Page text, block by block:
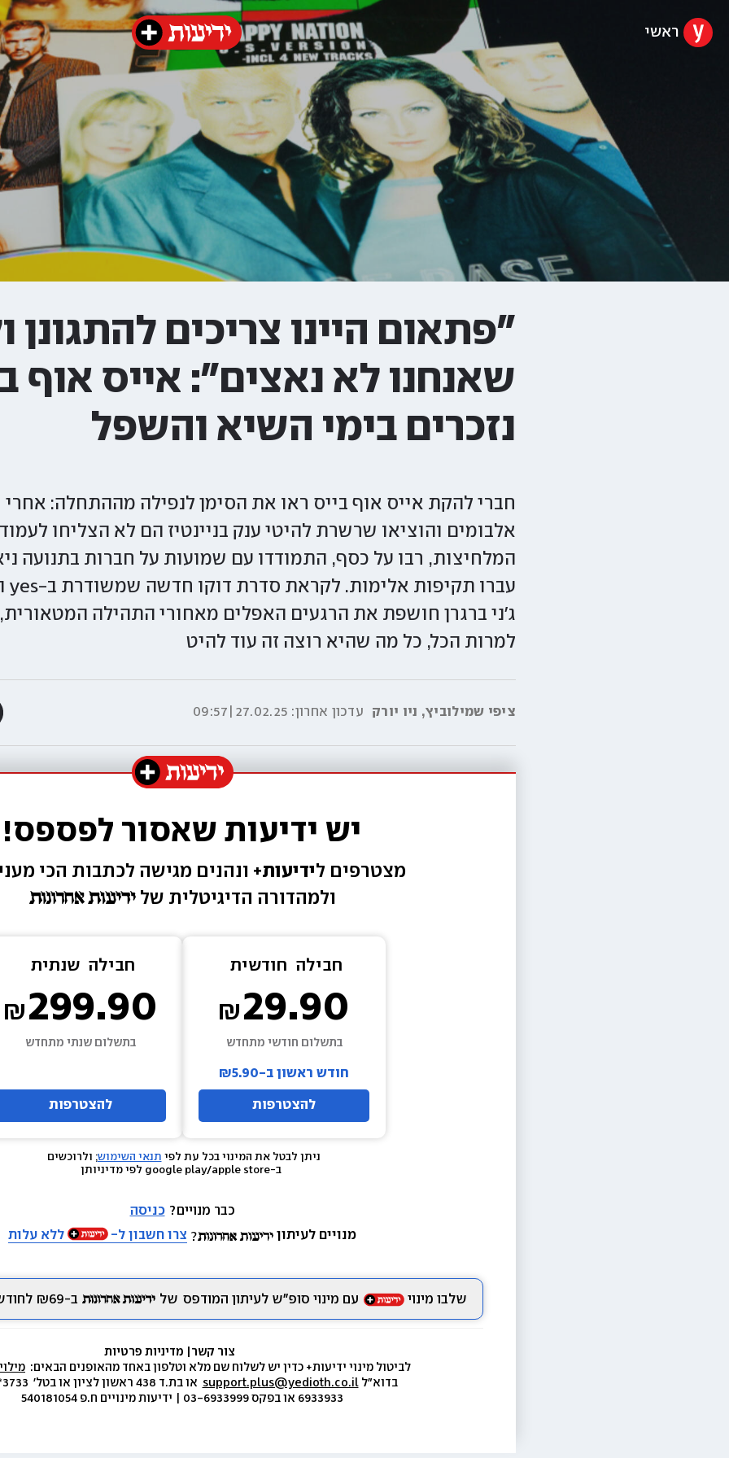
ראשי
"פתאום היינו צריכים להתגונן
שאנחנו לא נאצים": אייס אוף
נזכרים בימי השיא והשפל
אלבומים והוציאו שרשרת להיטי ענק בניינטיז הם לא הצליחו
המלחיצות, רבו על כסף, התמודדו עם שמועות על חברות בתנועה
ג'ני ברגרן חושפת את הרגעים האפלים מאחורי התהילה
למרות הכל, כל מה שהיא רוצה זה עוד להיט
ציפי שמילוביץ, ניו יורק עדכון אחרון: 27.02.25|09:57
יש ידיעות שאסור לפספס!
מצטרפים לידיעות+ ונהנים מגישה לכתבות הכי
ולמהדורה הדיגיטלית של
חבילה חודשית
29.90
בתשלום חודשי מתחדש
חודש ראשון ב-₪5.90
להצטרפות
חבילה שנתית
299.90
בתשלום שנתי מתחדש
להצטרפות
ניתן לבטל את המינוי בכל עת לפי תנאי השימוש; ולרוכשים
כבר מנויים? כניסה
מנויים לעיתון
צרו חשבון ל- ללא עלות
שלבו מינוי עם מינוי סופ״ש לעיתון המודפס של ב-₪69 לחודש.
צור קשר
לביטול מינוי ידיעות+ כדין יש לשלוח שם מלא וטלפון באחד מהאופנים הבאים:
בדוא״ל support.plus@yedioth.co.il
6933933 או בפקס 03-6933999 | ידיעות מינויים ח.פ 540181054